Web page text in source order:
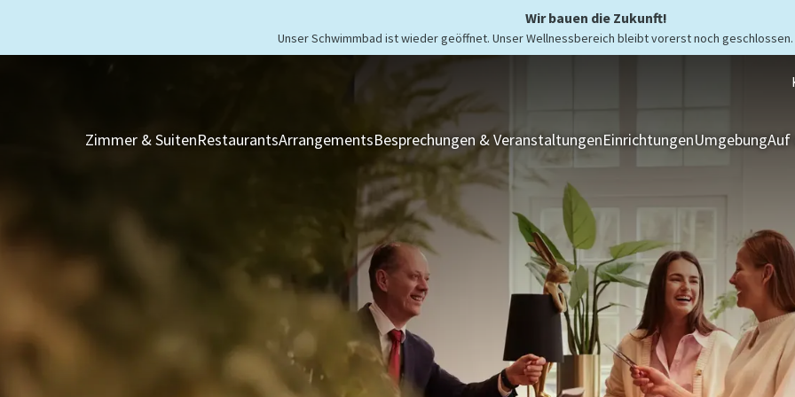
Wir bauen die Zukunft!
Unser Schwimmbad ist wieder geöffnet. Unser Wellnessbereich bleibt vorerst noch geschlossen.
Zimmer & SuitenRestaurantsArrangementsBesprechungen & VeranstaltungenEinrichtungenUmgebungAuf